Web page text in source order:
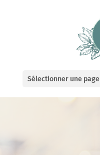
Sélectionner une page